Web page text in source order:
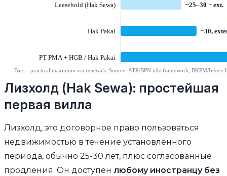
Лизхолд (Hak Sewa): простейшая
первая вилла
Лизхолд, это договорное право пользоваться
недвижимостью в течение установленного
периода, обычно 25-30 лет, плюс согласованные
продления. Он доступен любому иностранцу без